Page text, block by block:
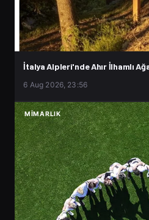
İtalya Alpleri'nde Ahır İlhamlı
6 Aug 2026, 23:56
MIMARLIK